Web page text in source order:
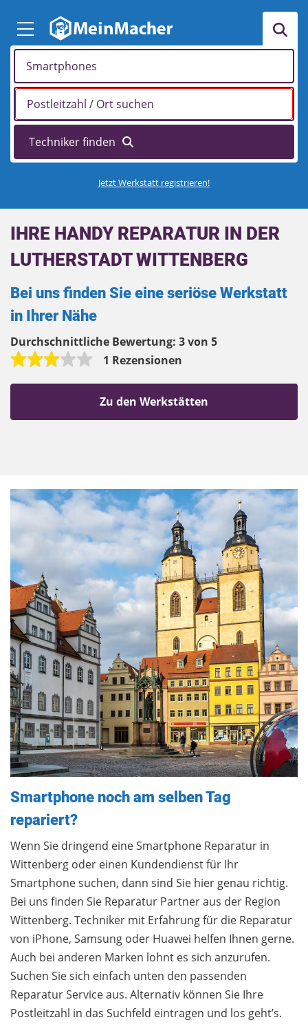
Jetzt Werkstatt registrieren!
IHRE HANDY REPARATUR IN DER
LUTHERSTADT WITTENBERG
Bei uns finden Sie eine seriöse Werkstatt
in Ihrer Nähe
Durchschnittliche Bewertung: 3 von 5
1 Rezensionen
Zu den Werkstätten
Smartphone noch am selben Tag
repariert?
Wenn Sie dringend eine Smartphone Reparatur in
Wittenberg oder einen Kundendienst für Ihr
Smartphone suchen, dann sind Sie hier genau richtig.
Bei uns finden Sie Reparatur Partner aus der Region
Wittenberg. Techniker mit Erfahrung für die Reparatur
von iPhone, Samsung oder Huawei helfen Ihnen gerne.
Auch bei anderen Marken lohnt es sich anzurufen.
Suchen Sie sich einfach unten den passenden
Reparatur Service aus. Alternativ können Sie Ihre
Postleitzahl in das Suchfeld eintragen und los geht’s.